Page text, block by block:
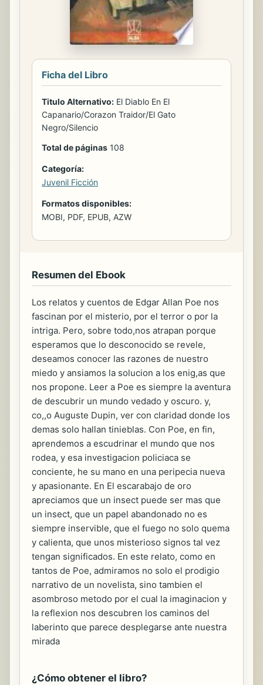
Ficha del Libro
Titulo Alternativo: El Diablo En El
Capanario/Corazon Traidor/El Gato
Negro/Silencio
Total de páginas 108
Categoría:
Juvenil Ficción
Formatos disponibles:
MOBI, PDF, EPUB, AZW
Resumen del Ebook
Los relatos y cuentos de Edgar Allan Poe nos
fascinan por el misterio, por el terror o por la
intriga. Pero, sobre todo,nos atrapan porque
esperamos que lo desconocido se revele,
deseamos conocer las razones de nuestro
miedo y ansiamos la solucion a los enig,as que
nos propone. Leer a Poe es siempre la aventura
de descubrir un mundo vedado y oscuro. y,
co,,o Auguste Dupin, ver con claridad donde los
demas solo hallan tinieblas. Con Poe, en fin,
aprendemos a escudrinar el mundo que nos
rodea, y esa investigacion policiaca se
conciente, he su mano en una peripecia nueva
y apasionante. En El escarabajo de oro
apreciamos que un insect puede ser mas que
un insect, que un papel abandonado no es
siempre inservible, que el fuego no solo quema
y calienta, que unos misterioso signos tal vez
tengan significados. En este relato, como en
tantos de Poe, admiramos no solo el prodigio
narrativo de un novelista, sino tambien el
asombroso metodo por el cual la imaginacion y
la reflexion nos descubren los caminos del
laberinto que parece desplegarse ante nuestra
mirada
¿Cómo obtener el libro?